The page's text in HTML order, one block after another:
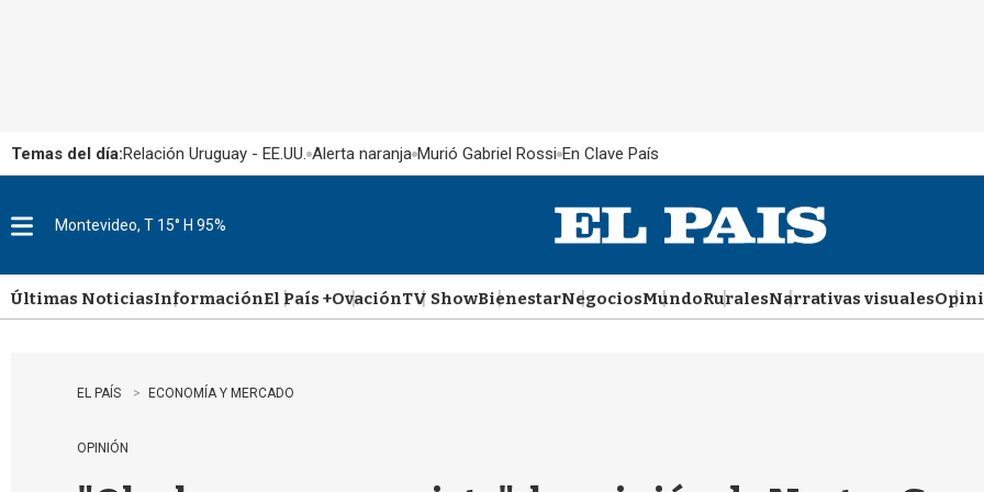
Temas del día:Relación Uruguay - EE.UU. Alerta naranja Murió Gabriel Rossi En Clave País
u
Montevideo, T 15° H 95%
Últimas NoticiasInformaciónEl País +OvaciónTV ShowBienestarNegociosMundoRuralesNarrativas visuales
EL PAÍS ECONOMÍA Y MERCADO
OPINIÓN